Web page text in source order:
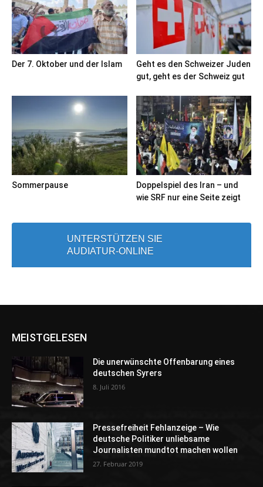
Der 7. Oktober und der Islam
Geht es den Schweizer Juden
gut, geht es der Schweiz gut
Sommerpause
Doppelspiel des Iran – und
wie SRF nur eine Seite zeigt
UNTERSTÜTZEN SIE
AUDIATUR-ONLINE
MEISTGELESEN
Die unerwünschte Offenbarung eines
deutschen Syrers
8. Juli 2016
Pressefreiheit Fehlanzeige – Wie
deutsche Politiker unliebsame
Journalisten mundtot machen wollen
27. Februar 2019